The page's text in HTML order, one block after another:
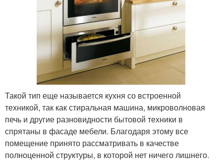
Такой тип еще называется кухня со встроенной
техникой, так как стиральная машина, микроволновая
печь и другие разновидности бытовой техники в
спрятаны в фасаде мебели. Благодаря этому все
помещение принято рассматривать в качестве
полноценной структуры, в которой нет ничего лишнего.